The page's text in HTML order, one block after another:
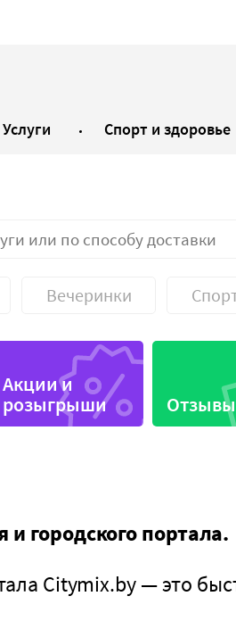
Услуги Спорт и здоровье
Коктейли
Круглосуточно
Бизнес-ланчи
Вечеринки
Акции и
розыгрыши
Отзывы
городского портала.
Citymix.by — это